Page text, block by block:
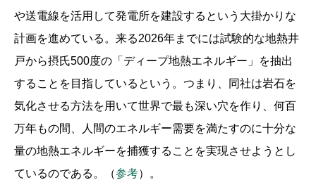
や送電線を活用して発電所を建設するという大掛かりな
計画を進めている。来る2026年までには試験的な地熱井
戸から摂氏500度の「ディープ地熱エネルギー」を抽出
することを目指しているという。つまり、同社は岩石を
気化させる方法を用いて世界で最も深い穴を作り、何百
万年もの間、人間のエネルギー需要を満たすのに十分な
量の地熱エネルギーを捕獲することを実現させようとし
ているのである。（参考）。